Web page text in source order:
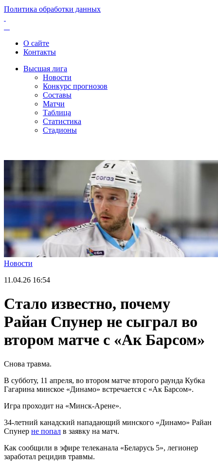
Политика обработки данных
О сайте
Контакты
Высшая лига
Новости
Конкурс прогнозов
Составы
Матчи
Таблица
Статистика
Стадионы
Новости
11.04.26 16:54
Стало известно, почему
Райан Спунер не сыграл во
втором матче с «Ак Барсом»
Снова травма.
В субботу, 11 апреля, во втором матче второго раунда Кубка
Гагарина минское «Динамо» встречается с «Ак Барсом».
Игра проходит на «Минск-Арене».
34-летний канадский нападающий минского «Динамо» Райан
Спунер не попал в заявку на матч.
Как сообщили в эфире телеканала «Беларусь 5», легионер
заработал рецидив травмы.